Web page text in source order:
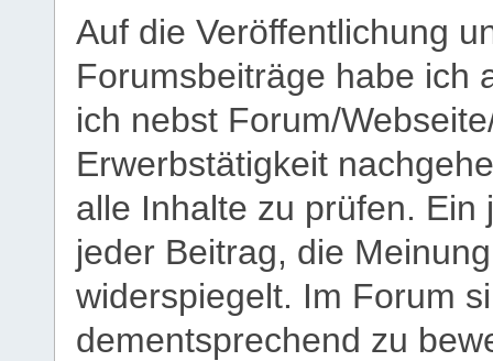
Auf die Veröffentlichung
Forumsbeiträge habe ich
ich nebst Forum/
Erwerbstätigkeit
alle Inhalte zu prüfen.
jeder Beitrag, die
widerspiegelt. Im Forum
dementsprechend zu